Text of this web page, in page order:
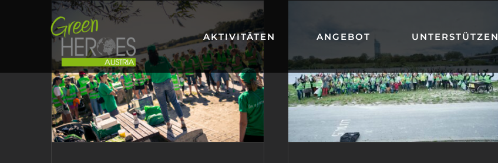
AKTIVITÄTEN ANGEBOT UNTERSTÜTZEN
World Cleanup Day 2022 in
Wien